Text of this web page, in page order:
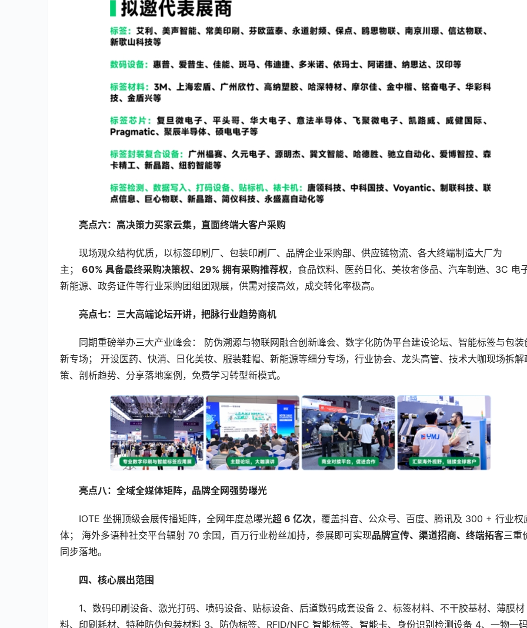
亮点六：高决策力买家云集，直面终端大客户采购
现场观众结构优质，以标签印刷厂、包装印刷厂、品牌企业采购部、供应链物流、各大终端制造大厂为
主； 60% 具备最终采购决策权、29% 拥有采购推荐权，食品饮料、医药日化、美妆奢侈品、汽车制造、3C 电
新能源、政务证件等行业采购团组团观展，供需对接高效，成交转化率极高。
亮点七：三大高端论坛开讲，把脉行业趋势商机
同期重磅举办三大产业峰会： 防伪溯源与物联网融合创新峰会、数字化防伪平台建设论坛、智能标签与包装
新专场； 开设医药、快消、日化美妆、服装鞋帽、新能源等细分专场，行业协会、龙头高管、技术大咖现场拆解
策、剖析趋势、分享落地案例，免费学习转型新模式。
亮点八：全域全媒体矩阵，品牌全网强势曝光
IOTE 坐拥顶级会展传播矩阵，全网年度总曝光超 6 亿次，覆盖抖音、公众号、百度、腾讯及 300 + 行业权
体； 海外多语种社交平台辐射 70 余国，百万行业粉丝加持，参展即可实现品牌宣传、渠道招商、终端拓客三重
同步落地。
四、核心展出范围
1、数码印刷设备、激光打码、喷码设备、贴标设备、后道数码成套设备 2、标签材料、不干胶基材、薄膜材
料、印刷耗材、特种防伪包装材料 3、防伪标签、RFID/NFC 智能标签、智能卡、身份识别检测设备 4、一物一